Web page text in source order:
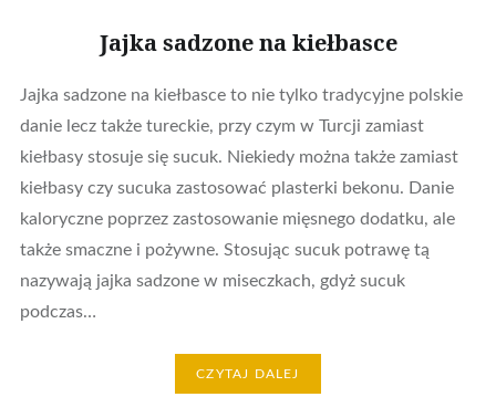
Jajka sadzone na kiełbasce
Jajka sadzone na kiełbasce to nie tylko tradycyjne polskie
danie lecz także tureckie, przy czym w Turcji zamiast
kiełbasy stosuje się sucuk. Niekiedy można także zamiast
kiełbasy czy sucuka zastosować plasterki bekonu. Danie
kaloryczne poprzez zastosowanie mięsnego dodatku, ale
także smaczne i pożywne. Stosując sucuk potrawę tą
nazywają jajka sadzone w miseczkach, gdyż sucuk
podczas…
CZYTAJ DALEJ